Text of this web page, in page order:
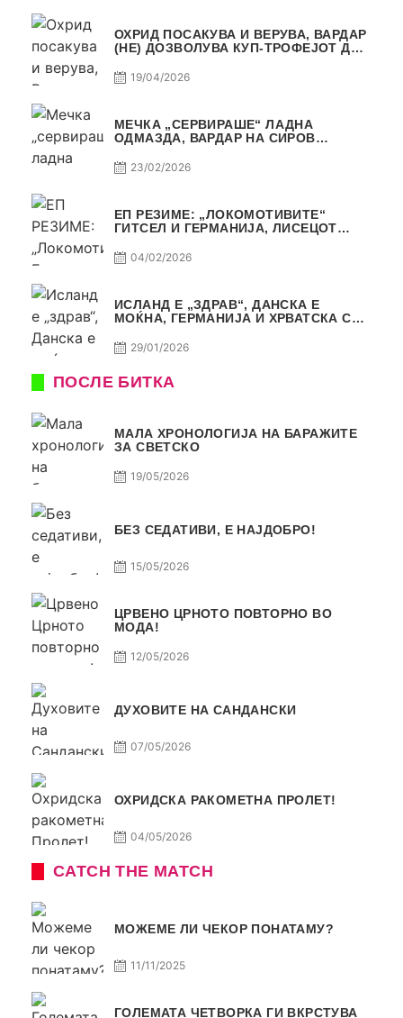
ОХРИД ПОСАКУВА И ВЕРУВА, ВАРДАР
(НЕ) ДОЗВОЛУВА КУП-ТРОФЕЈОТ ДА
19/04/2026
МЕЧКА „СЕРВИРАШЕ“ ЛАДНА
ОДМАЗДА, ВАРДАР НА СИРОВ
АВТОКОМАНДА
23/02/2026
ЕП РЕЗИМЕ: „ЛОКОМОТИВИТЕ“
ГИТСЕЛ И ГЕРМАНИЈА, ЛИСЕЦОТ
04/02/2026
ИСЛАНД Е „ЗДРАВ“, ДАНСКА Е
МОЌНА, ГЕРМАНИЈА И ХРВАТСКА СЕ
29/01/2026
ПОСЛЕ БИТКА
МАЛА ХРОНОЛОГИЈА НА БАРАЖИТЕ
ЗА СВЕТСКО
19/05/2026
БЕЗ СЕДАТИВИ, Е НАЈДОБРО!
15/05/2026
ЦРВЕНО ЦРНОТО ПОВТОРНО ВО
МОДА!
12/05/2026
ДУХОВИТЕ НА САНДАНСКИ
07/05/2026
ОХРИДСКА РАКОМЕТНА ПРОЛЕТ!
04/05/2026
CATCH THE MATCH
МОЖЕМЕ ЛИ ЧЕКОР ПОНАТАМУ?
11/11/2025
ГОЛЕМАТА ЧЕТВОРКА ГИ ВКРСТУВА